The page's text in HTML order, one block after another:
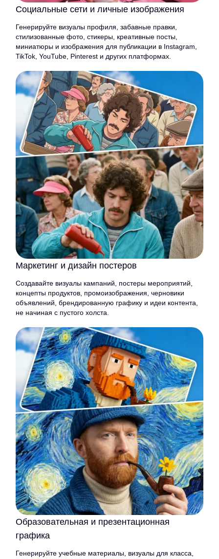
Социальные сети и личные изображения
Генерируйте визуалы профиля, забавные правки,
стилизованные фото, стикеры, креативные посты,
миниатюры и изображения для публикации в Instagram,
TikTok, YouTube, Pinterest и других платформах.
Маркетинг и дизайн постеров
Создавайте визуалы кампаний, постеры мероприятий,
концепты продуктов, промоизображения, черновики
объявлений, брендированную графику и идеи контента,
не начиная с пустого холста.
Образовательная и презентационная
графика
Генерируйте учебные материалы, визуалы для класса,